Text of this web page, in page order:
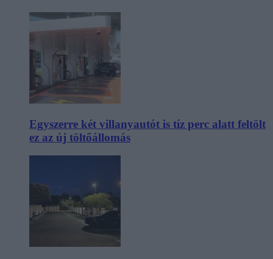
Egyszerre két villanyautót is tíz perc alatt feltölt
ez az új töltőállomás